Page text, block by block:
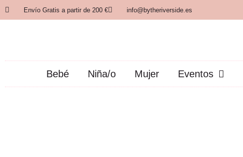
Envío Gratis a partir de 200 € info@bytheriverside.es
Bebé Niña/o Mujer Eventos